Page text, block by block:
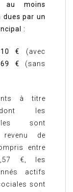
au moins
dues par un
:
€
(avec
€
(sans
à titre
dont les
sont
de
entre
€, les
actifs
sont